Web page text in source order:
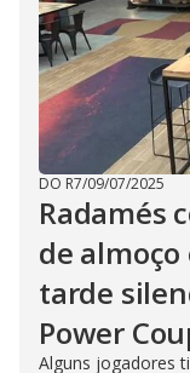
DO R7/09/07/2025
Radamés
de almoço
tarde
Power
Alguns jogadores